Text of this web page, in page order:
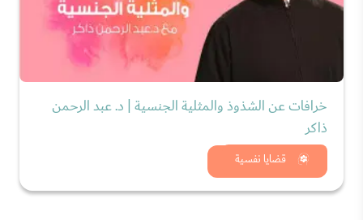
قضايا نفسية
خرافات عن الشذوذ والمثلية الجنسية | د. عبد الرحمن
ذاكر
شاهد الان